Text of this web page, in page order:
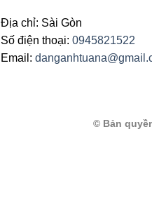
Địa chỉ: Sài Gòn
Số điện thoại: 0945821522
Email:
© Bản